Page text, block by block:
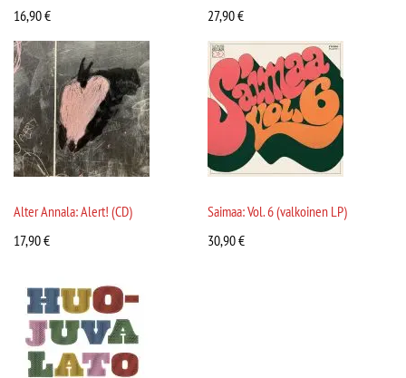
16,90€ 27,90€
Alter Annala: Alert! (CD)
17,90€
Saimaa: Vol. 6 (valkoinen LP)
30,90€